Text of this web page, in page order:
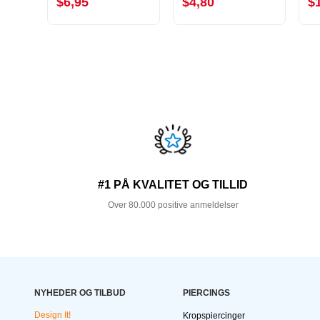
#1 PÅ KVALITET OG TILLID
Over 80.000 positive anmeldelser
NYHEDER OG TILBUD
Design It!
PIERCINGS
Kropspiercinger